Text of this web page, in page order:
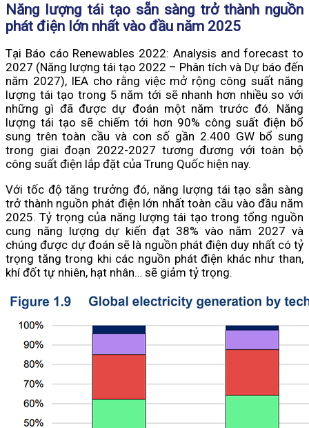
Năng lượng tái tạo sẵn sàng trở thành nguồn
phát điện lớn nhất vào đầu năm 2025
Tại Báo cáo Renewables 2022: Analysis and forecast to
2027 (Năng lượng tái tạo 2022 – Phân tích và Dự báo đến
năm 2027), IEA cho rằng việc mở rộng công suất năng
lượng tái tạo trong 5 năm tới sẽ nhanh hơn nhiều so với
những gì đã được dự đoán một năm trước đó. Năng
lượng tái tạo sẽ chiếm tới hơn 90% công suất điện bổ
sung trên toàn cầu và con số gần 2.400 GW bổ sung
trong giai đoạn 2022-2027 tương đương với toàn bộ
công suất điện lắp đặt của Trung Quốc hiện nay.
Với tốc độ tăng trưởng đó, năng lượng tái tạo sẵn sàng
trở thành nguồn phát điện lớn nhất toàn cầu vào đầu năm
2025. Tỷ trọng của năng lượng tái tạo trong tổng nguồn
cung năng lượng dự kiến đạt 38% vào năm 2027 và
chúng được dự đoán sẽ là nguồn phát điện duy nhất có tỷ
trọng tăng trong khi các nguồn phát điện khác như than,
khí đốt tự nhiên, hạt nhân… sẽ giảm tỷ trọng.